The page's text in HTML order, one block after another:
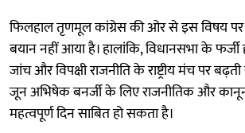
फिलहाल तृणमूल कांग्रेस की ओर से इस विषय
बयान नहीं आया है। हालांकि, विधानसभा के फर्जी
जांच और विपक्षी राजनीति के राष्ट्रीय मंच पर
जून अभिषेक बनर्जी के लिए राजनीतिक और
महत्वपूर्ण दिन साबित हो सकता है।